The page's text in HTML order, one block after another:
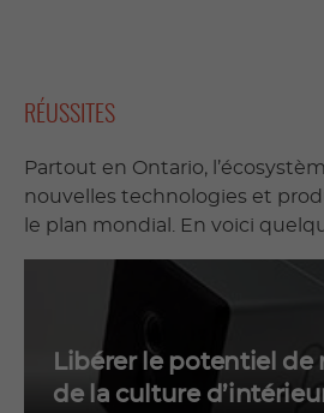
RÉUSSITES
Partout en Ontario,
nouvelles technologies et
le plan mondial. En voici
Libérer le potentiel
de la culture